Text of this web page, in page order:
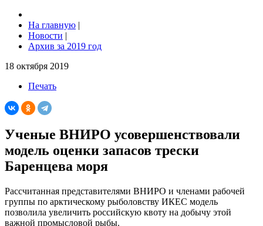
На главную |
Новости |
Архив за 2019 год
18 октября 2019
Печать
Ученые ВНИРО усовершенствовали
модель оценки запасов трески
Баренцева моря
Рассчитанная представителями ВНИРО и членами рабочей
группы по арктическому рыболовству ИКЕС модель
позволила увеличить российскую квоту на добычу этой
важной промысловой рыбы.